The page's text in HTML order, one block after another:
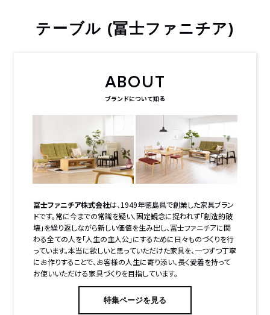
テーブル (冨士ファニチア)
ABOUT
ブランドについて知る
冨士ファニチア株式会社は、1949年徳島県で創業した家具ブラン
ドです。常に今までの常識を疑い、固定観念に捉われず「創造的破
壊」を繰り返しながら新しい価値を生み出し、冨士ファニチアに関
わる全ての人を「人生の主人公」にするために日々ものづくりを行
っています。本当に欲しいと思っていただけた家具を、一つずつ丁寧
にお作りすることで、お客様の人生に寄り添い、長く愛着を持って
お使いいただける家具づくりを目指しています。
特集ページを見る